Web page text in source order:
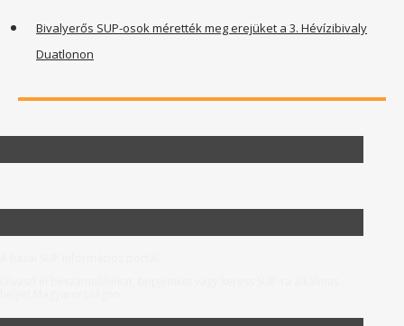
Bivalyerős SUP-osok mérették meg erejüket a 3. Hévízibivaly
Duatlonon